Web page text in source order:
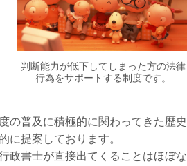
判断能力が低下してしまった方の法律
行為をサポートする制度です。
普及に積極的に関わってきた歴史
に提案しております。
政書士が直接出てくることはほぼな